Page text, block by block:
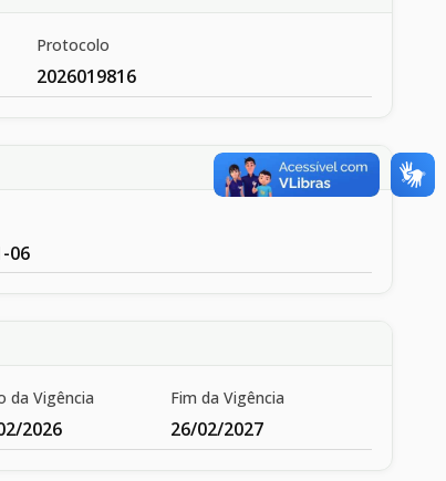
Protocolo
2026019816
06
da Vigência
2026
Fim da Vigência
26/02/2027